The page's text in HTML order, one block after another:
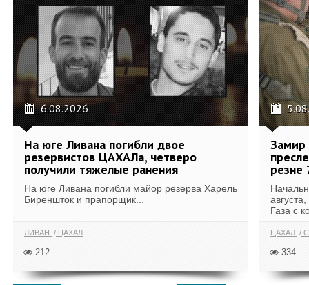
6.08.2026
На юге Ливана погибли двое
резервистов ЦАХАЛа, четверо
получили тяжелые ранения
На юге Ливана погибли майор резерва Харель
Биреншток и прапорщик...
ЛИВАН ЦАХАЛ
212
Замир
резне
Газа с
ЦАХАЛ
334